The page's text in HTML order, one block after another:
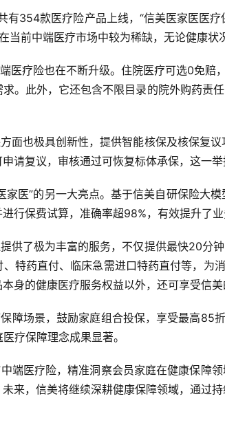
有354款医疗险产品上线，“信美医家医医
当前中端医疗市场中较为稀缺，无论健康
医疗险也在不断升级。住院医疗可选0免
。此外，它还包含不限目录的院外购药责
面也极具创新性，提供智能核保及核保复
请复议，审核通过可恢复标体承保，这一
家医”的另一大亮点。基于信美自研保险大
行保费试算，准确率超98%，有效提升了业
供了极为丰富的服务，不仅提供最快20
特药直付、临床急需进口特药直付等，为
身的健康医疗服务权益以外，还可享受信
障场景，鼓励家庭组合投保，享受最高85
疗保障理念成果显著。
端医疗险，精准洞察会员家庭在健康保障
来，信美将继续深耕健康保障领域，通过